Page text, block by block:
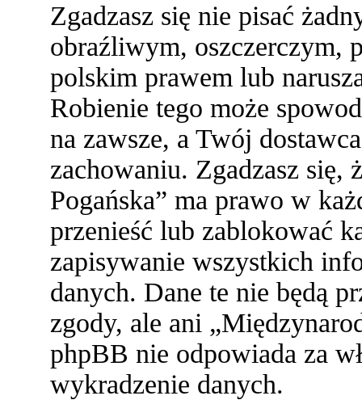
Zgadzasz się nie pisać
obraźliwym, oszczerczym,
polskim prawem lub
Robienie tego może
na zawsze, a Twój
zachowaniu. Zgadzasz się,
Pogańska” ma prawo w
przenieść lub zablokować
zapisywanie wszystkich
danych. Dane te nie będą
zgody, ale ani
phpBB nie odpowiada za
wykradzenie danych.